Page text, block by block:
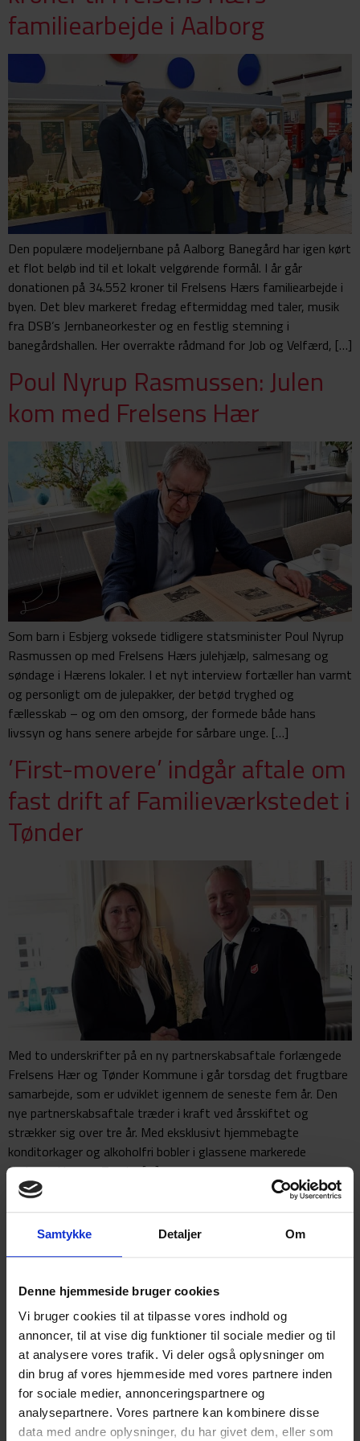
Samtykke Detaljer Om
Denne hjemmeside bruger cookies
Vi bruger cookies til at tilpasse vores indhold og
annoncer, til at vise dig funktioner til sociale medier og til
at analysere vores trafik. Vi deler også oplysninger om
din brug af vores hjemmeside med vores partnere inden
for sociale medier, annonceringspartnere og
analysepartnere. Vores partnere kan kombinere disse
data med andre oplysninger, du har givet dem, eller som
familiearbejde i Aalborg
Den populære modeljernbane på Aalborg Banegård har igen kørt
et flot beløb ind til et lokalt velgørende formål. I år går
donationen på 34.552 kroner til Frelsens Hærs familiearbejde i
byen. Det blev markeret fredag eftermiddag med taler, musik
fra DSB’s Jernbaneorkester og en festlig stemning i
banegårdshallen. Her overrakte rådmand for Job og Velfærd, […]
Poul Nyrup Rasmussen: Julen
kom med Frelsens Hær
Som barn i Esbjerg voksede tidligere statsminister Poul Nyrup
Rasmussen op med Frelsens Hærs julehjælp, salmesang og
søndage i Hærens lokaler. I et nyt interview fortæller han varmt
og personligt om de julepakker, der betød tryghed og
fællesskab – og om den omsorg, der formede både hans
livssyn og hans senere arbejde for sårbare unge. […]
’First-movere’ indgår aftale om
fast drift af Familieværkstedet i
Tønder
Med to underskrifter på en ny partnerskabsaftale forlængede
Frelsens Hær og Tønder Kommune i går torsdag det frugtbare
samarbejde, som er udviklet igennem de seneste fem år. Den
nye partnerskabsaftale træder i kraft ved årsskiftet og
strækker sig over tre år. Med eksklusivt hjemmebagte
konditorkager og alkoholfri bobler i glassene markerede
Frelsens Hær og Tønder […]
Nye familievenlige rammer
indviet i Toftlund